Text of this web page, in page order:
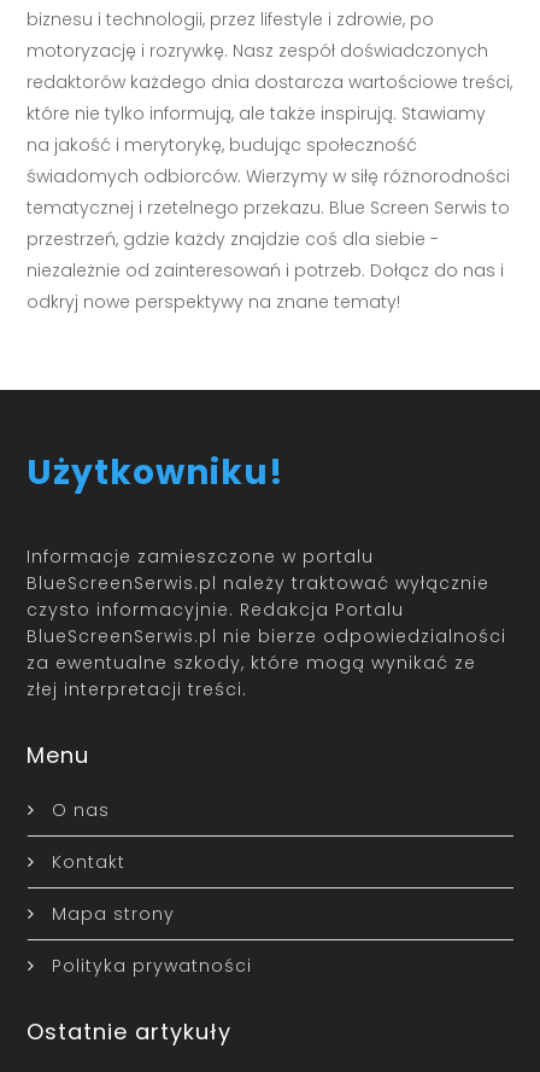
biznesu i technologii, przez lifestyle i zdrowie, po
motoryzację i rozrywkę. Nasz zespół doświadczonych
redaktorów każdego dnia dostarcza wartościowe treści,
które nie tylko informują, ale także inspirują. Stawiamy
na jakość i merytorykę, budując społeczność
świadomych odbiorców. Wierzymy w siłę różnorodności
tematycznej i rzetelnego przekazu. Blue Screen Serwis to
przestrzeń, gdzie każdy znajdzie coś dla siebie -
niezależnie od zainteresowań i potrzeb. Dołącz do nas i
odkryj nowe perspektywy na znane tematy!
Użytkowniku!
Informacje zamieszczone w portalu
BlueScreenSerwis.pl należy traktować wyłącznie
czysto informacyjnie. Redakcja Portalu
BlueScreenSerwis.pl nie bierze odpowiedzialności
za ewentualne szkody, które mogą wynikać ze
złej interpretacji treści.
Menu
O nas
Kontakt
Mapa strony
Polityka prywatności
Ostatnie artykuły